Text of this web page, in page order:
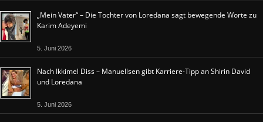
„Mein Vater“ – Die Tochter von Loredana sagt bewegende Worte zu
Karim Adeyemi
5. Juni 2026
Nach Ikkimel Diss – Manuellsen gibt Karriere-Tipp an Shirin David
und Loredana
5. Juni 2026